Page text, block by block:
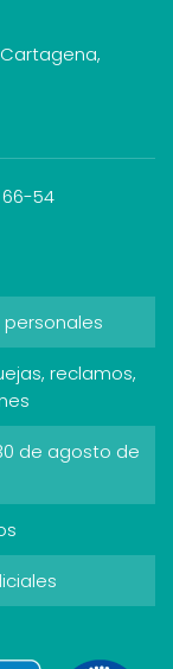
66-54
reclamos,
de agosto de